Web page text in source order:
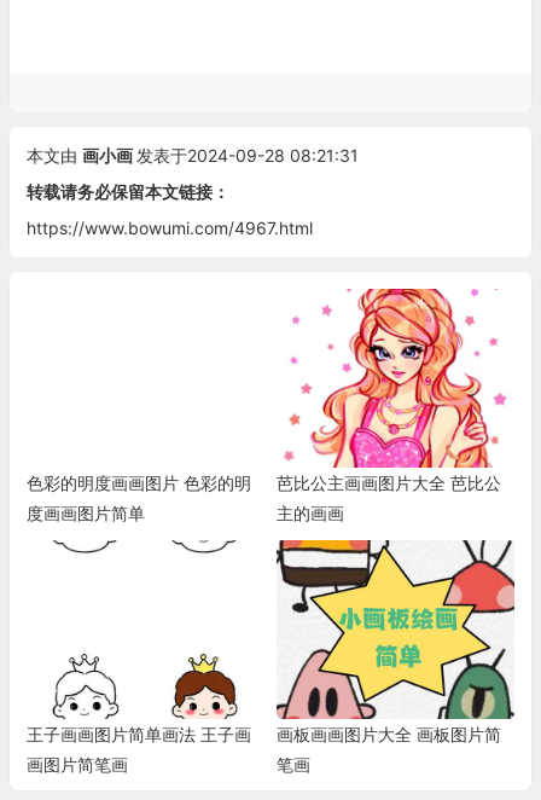
本文由 画小画 发表于2024-09-28 08:21:31
转载请务必保留本文链接：
https://www.bowumi.com/4967.html
色彩的明度画画图片 色彩的明
度画画图片简单
芭比公主画画图片大全 芭比公
主的画画
王子画画图片简单画法 王子画
画图片简笔画
画板画画图片大全 画板图片简
笔画